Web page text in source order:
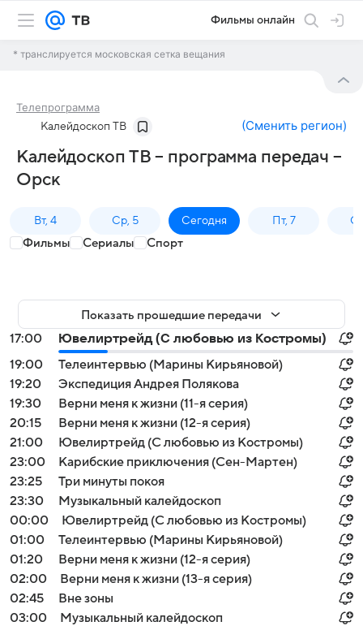
Фильмы онлайн
* транслируется московская сетка вещания
Телепрограмма
Калейдоскоп ТВ (Сменить регион)
Калейдоскоп ТВ – программа передач –
Орск
Вт, 4 Ср, 5 Сегодня Пт, 7
Фильмы Сериалы Спорт
Показать прошедшие передачи
17:00
Ювелиртрейд (С любовью из Костромы)
19:00
Телеинтервью (Марины Кирьяновой)
19:20
Экспедиция Андрея Полякова
19:30
Верни меня к жизни (11-я серия)
20:15
Верни меня к жизни (12-я серия)
21:00
Ювелиртрейд (С любовью из Костромы)
23:00
Карибские приключения (Сен-Мартен)
23:25
Три минуты покоя
23:30
Музыкальный калейдоскоп
00:00
Ювелиртрейд (С любовью из Костромы)
01:00
Телеинтервью (Марины Кирьяновой)
01:20
Верни меня к жизни (12-я серия)
02:00
Верни меня к жизни (13-я серия)
02:45
Вне зоны
03:00
Музыкальный калейдоскоп